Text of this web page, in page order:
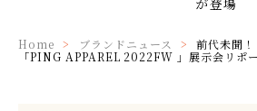
Home ブランドニュース
前代未聞
「PING APPAREL 2022FW 」展示会リポ